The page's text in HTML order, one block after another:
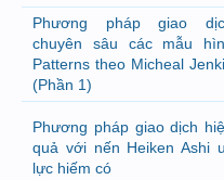
Phương pháp giao
chuyên sâu các mẫu
Patterns theo Micheal
(Phần 1)
Phương pháp giao dịch
quả với nến Heiken Ashi
lực hiếm có